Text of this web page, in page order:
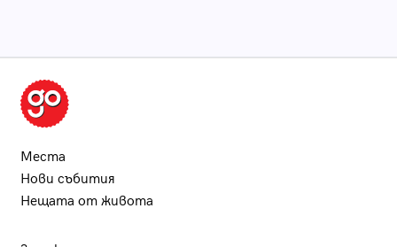
Места
Нови събития
Нещата от живота